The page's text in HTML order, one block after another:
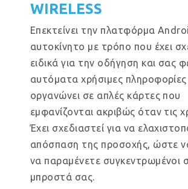
WIRELESS
Επεκτείνει την πλατφόρμα
αυτοκίνητο με τρόπο που έχει
ειδικά για την οδήγηση και σας
αυτόματα χρήσιμες πληροφορίες
οργανώνει σε απλές κάρτες που
εμφανίζονται ακριβώς όταν τις
Έχει σχεδιαστεί για να
απόσπαση της προσοχής, ώστε
να παραμένετε συγκεντρωμένοι
μπροστά σας.